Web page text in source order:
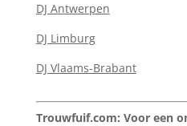
DJ Antwerpen
DJ Limburg
DJ Vlaams-Brabant
Trouwfuif.com: Voor een